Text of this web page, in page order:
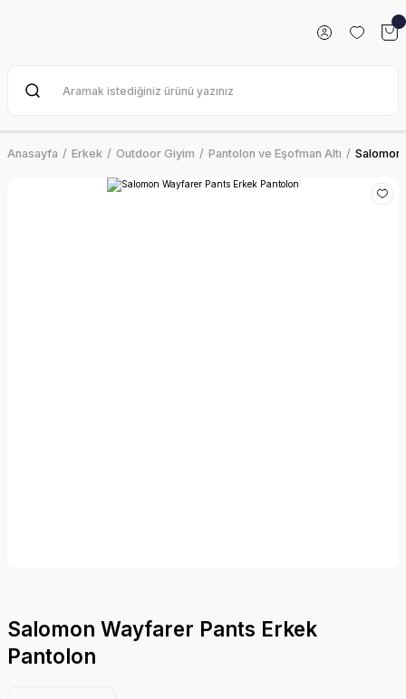
Anasayfa Erkek Outdoor Giyim Pantolon ve Eşofman Altı Salomon
Salomon Wayfarer Pants Erkek
Pantolon